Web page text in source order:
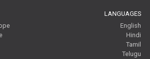
LANGUAGES
English
Hindi
Tamil
Telugu